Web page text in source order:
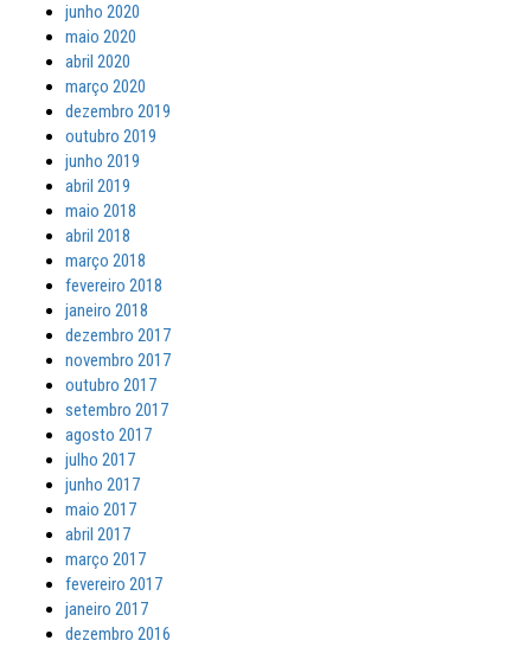
junho 2020
maio 2020
abril 2020
março 2020
dezembro 2019
outubro 2019
junho 2019
abril 2019
maio 2018
abril 2018
março 2018
fevereiro 2018
janeiro 2018
dezembro 2017
novembro 2017
outubro 2017
setembro 2017
agosto 2017
julho 2017
junho 2017
maio 2017
abril 2017
março 2017
fevereiro 2017
janeiro 2017
dezembro 2016